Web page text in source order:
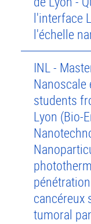
l'interface
l'échelle
INL -
Nanoscale
students
Lyon (Bio-
cancéreux
tumoral